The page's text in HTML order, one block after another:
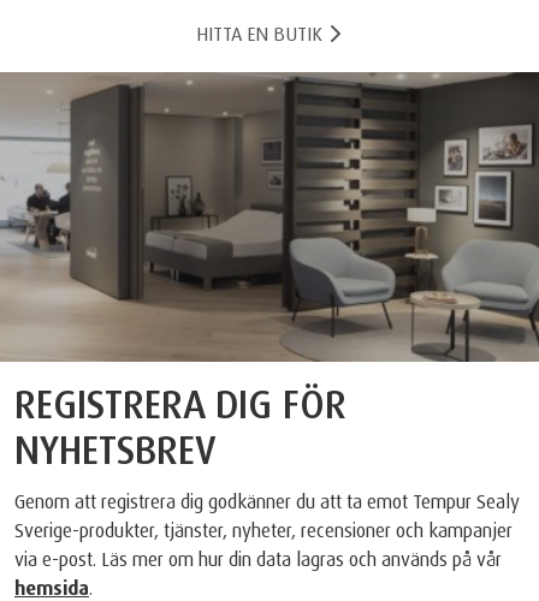
HITTA EN BUTIK
REGISTRERA DIG FÖR
NYHETSBREV
Genom att registrera dig godkänner du att ta emot Tempur Sealy
Sverige-produkter, tjänster, nyheter, recensioner och kampanjer
via e-post. Läs mer om hur din data lagras och används på vår
hemsida.